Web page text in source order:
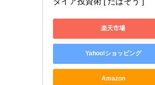
楽天市場
Yahoo!ショッピング
Amazon